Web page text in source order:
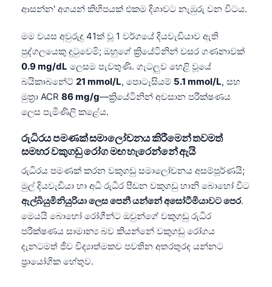
ආසන්න' අගයන් කිහිපයක් එකම දිශාවට නැඹුරු වන විටය.
මම වයස අවුරුදු 41ක් වූ 1 වර්ගයේ දියවැඩියාව ඇති
පුද්ගලයෙකු දුටුවෙමි; ඔහුගේ ක්‍රියේටිනින් වසර ගණනාවක්
0.9 mg/dL ලෙසම පැවතුණි. ගැටලුව හෙළි වූයේ
බයිකාබනේට් 21 mmol/L, පොටෑසියම් 5.1 mmol/L, සහ
මුත්‍රා ACR 86 mg/g—ක්‍රියේටිනින් අවසාන පරීක්ෂණය
ලෙස පැමිණිලි කළේය.
රුධිරය පමණක් සමාලෝචනය කිරීමෙන් තවමත්
සමහර වකුගඩු රෝග මඟ හැරෙන්නේ ඇයි
රුධිරය පමණක් කරන වකුගඩු සමාලෝචනය අසම්පූර්ණයි;
මුල් දියවැඩියා හා අධි රුධිර පීඩන වකුගඩු හානි බොහෝ විට
ඇල්බියුමිනියුරියා ලෙස පෙනී යන්නේ අසෝටීමියාවට පෙර.
මෙයයි බොහෝ රෝගීන්ට ඔවුන්ගේ වකුගඩු රුධිර
පරීක්ෂණය සාමාන්‍ය බව කියන්නේ වකුගඩු රෝගය
දැනටමත් ජීව විද්‍යාත්මකව පවතින අතරතුරද යන්නට
ප්‍රායෝගික හේතුව.